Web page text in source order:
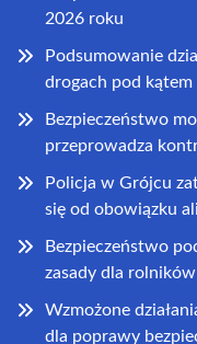
2026 roku
Podsumowanie
drogach pod
Bezpieczeństwo
przeprowadza
Policja w Grójcu
się od obowiązku
Bezpieczeństwo
zasady dla rolników
Wzmożone
dla poprawy